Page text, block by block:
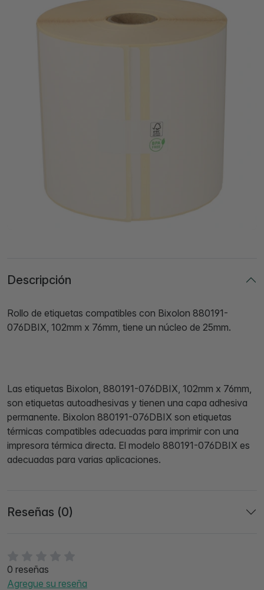
0 reseñas
Agregue su reseña
Descripción
Rollo de etiquetas compatibles con Bixolon 880191-
076DBIX, 102mm x 76mm, tiene un núcleo de 25mm.
Las etiquetas Bixolon, 880191-076DBIX, 102mm x 76mm,
son etiquetas autoadhesivas y tienen una capa adhesiva
permanente. Bixolon 880191-076DBIX son etiquetas
térmicas compatibles adecuadas para imprimir con una
impresora térmica directa. El modelo 880191-076DBIX es
adecuadas para varias aplicaciones.
Reseñas (0)